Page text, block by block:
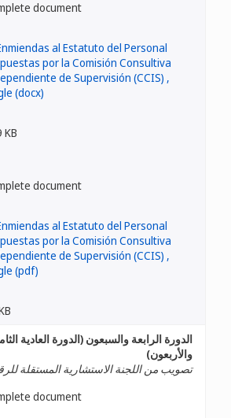
document
KB
document
الدورة الرابعة والسبعون (الدورة العادية
والأربعون)
تصويب من اللجنة الاستشارية المستقلة
document